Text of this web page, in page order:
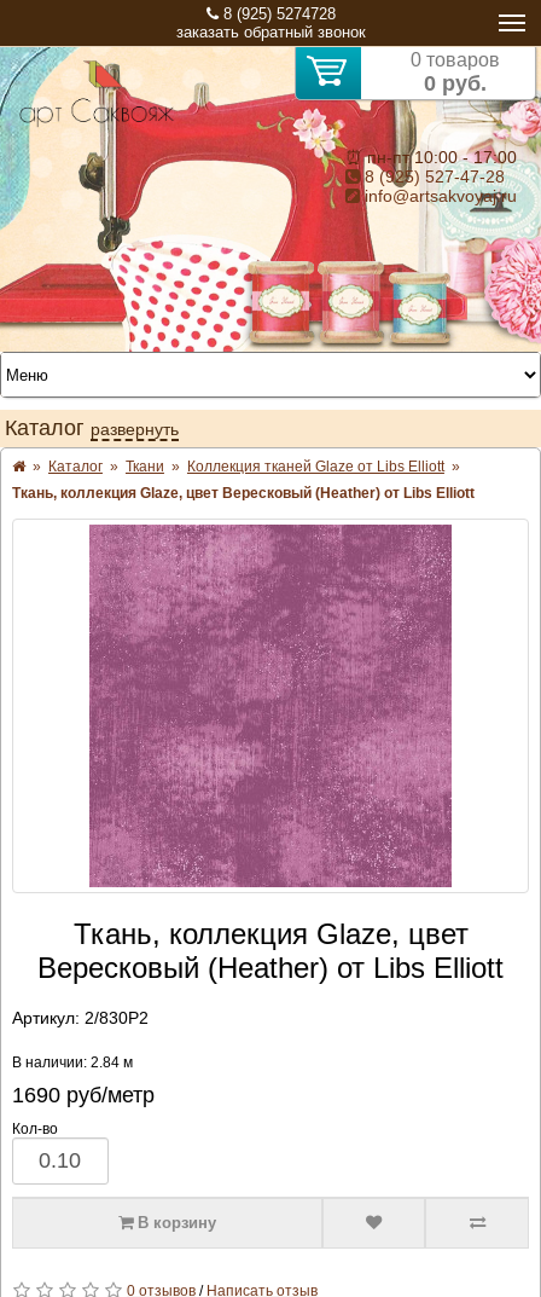
8 (925) 5274728
заказать обратный звонок
0 товаров
0 руб.
⏰ пн-пт 10:00 - 17:00
8 (925) 527-47-28
info@artsakvoyaj.ru
Каталог развернуть
» Каталог » Ткани » Коллекция тканей Glaze от Libs Elliott »
Ткань, коллекция Glaze, цвет Вересковый (Heather) от Libs Elliott
Ткань, коллекция Glaze, цвет
Вересковый (Heather) от Libs Elliott
Артикул: 2/830P2
В наличии: 2.84 м
1690руб/метр
Кол-во
В корзину
0 отзывов/ Написать отзыв